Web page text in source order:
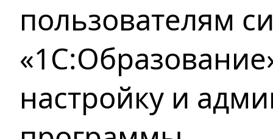
пользователям
настройку и